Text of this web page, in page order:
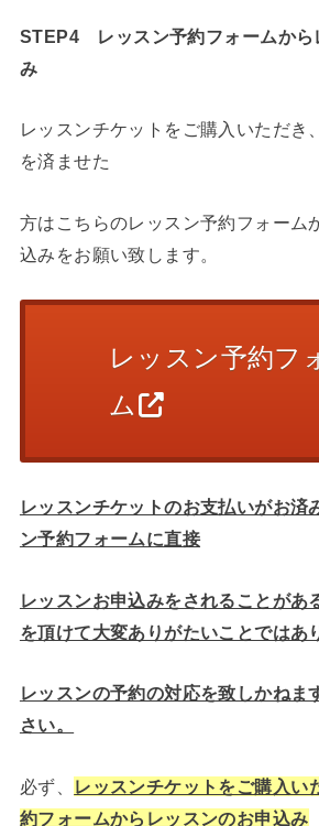
STEP4
レッスン予約フォームか
み
レッスンチケットをご購入いただき
を済ませた
方はこちらのレッスン予約フォーム
込みをお願い致します。
レッスン予約フ
ム
レッスンチケットのお支払いがお済
ン予約フォームに直接
レッスンお申込みをされることがあ
を頂けて大変ありがたいことではあ
レッスンの予約の対応を致しかねま
さい。
必ず、
レッスンチケットをご購入
約フォームからレッスンのお申込み